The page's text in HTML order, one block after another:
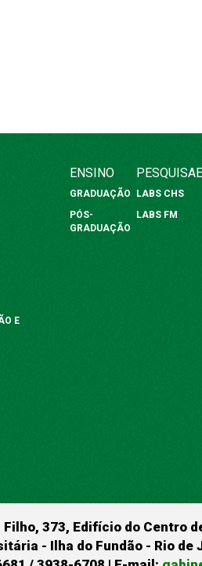
E
ENSINO
GRADUAÇÃO
PÓS-
GRADUAÇÃO
PESQUISA
LABS CHS
LABS FM
373, Edifício do Centro
- Ilha do Fundão - Rio